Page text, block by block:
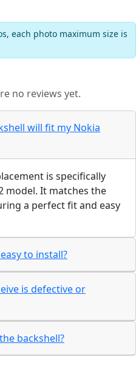
each photo maximum size is
no reviews yet.
will fit my Nokia
is specifically
model. It matches the
a perfect fit and easy
to install?
is defective or
backshell?